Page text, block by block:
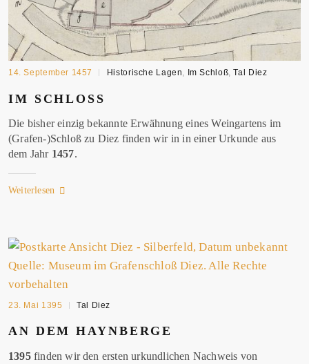
14. September 1457 Historische Lagen, Im Schloß,Tal Diez
IM SCHLOSS
Die bisher einzig bekannte Erwähnung eines Weingartens im
(Grafen-)Schloß zu Diez finden wir in in einer Urkunde aus
dem Jahr 1457.
Weiterlesen
23. Mai 1395 Tal Diez
AN DEM HAYNBERGE
1395finden wir den ersten urkundlichen Nachweis von